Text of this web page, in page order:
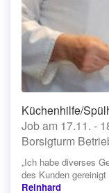
Küchenhilfe/
Job am 17.11. -
Borsigturm
„Ich habe diverses
des Kunden
Reinhard